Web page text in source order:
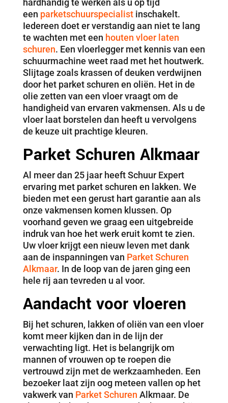
hardhandig te werken als u op tijd
een parketschuurspecialistinschakelt.
Iedereen doet er verstandig aan niet te lang
te wachten met een houten vloer laten
schuren. Een vloerlegger met kennis van een
schuurmachine weet raad met het houtwerk.
Slijtage zoals krassen of deuken verdwijnen
door het parket schuren en oliën. Het in de
olie zetten van een vloer vraagt om de
handigheid van ervaren vakmensen. Als u de
vloer laat borstelen dan heeft u vervolgens
de keuze uit prachtige kleuren.
Parket Schuren Alkmaar
Al meer dan 25 jaar heeft Schuur Expert
ervaring met parket schuren en lakken. We
bieden met een gerust hart garantie aan als
onze vakmensen komen klussen. Op
voorhand geven we graag een uitgebreide
indruk van hoe het werk eruit komt te zien.
Uw vloer krijgt een nieuw leven met dank
aan de inspanningen van Parket Schuren
Alkmaar. In de loop van de jaren ging een
hele rij aan tevreden u al voor.
Aandacht voor vloeren
Bij het schuren, lakken of oliën van een vloer
komt meer kijken dan in de lijn der
verwachting ligt. Het is belangrijk om
mannen of vrouwen op te roepen die
vertrouwd zijn met de werkzaamheden. Een
bezoeker laat zijn oog meteen vallen op het
vakwerk van Parket Schuren Alkmaar. De